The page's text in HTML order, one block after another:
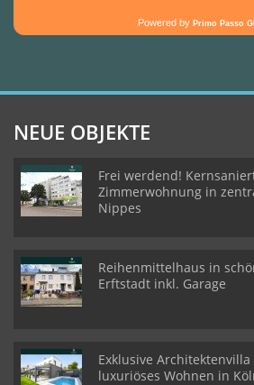
NEUE OBJEKTE
Frei werdend!
Zimmerwohnung in
Nippes
Reihenmittelhaus in
Erftstadt inkl. Garage
Exklusive
luxuriöses Wohnen in